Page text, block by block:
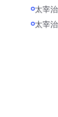
太宰
太宰